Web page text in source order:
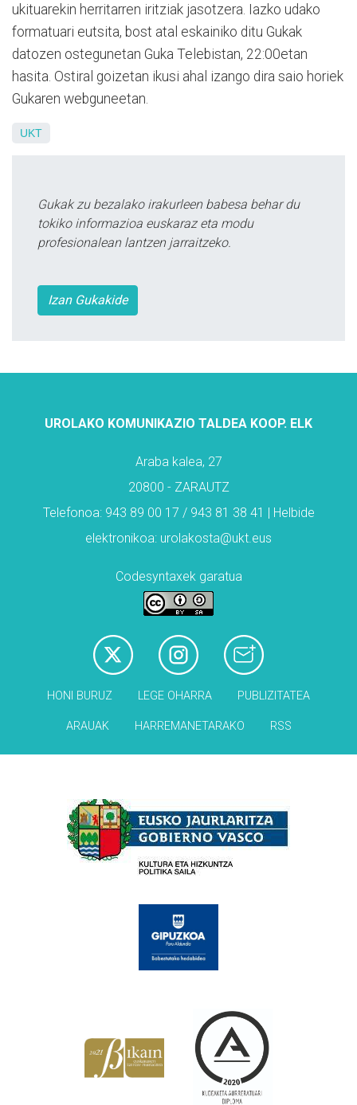
ukituarekin herritarren iritziak jasotzera. Iazko udako
formatuari eutsita, bost atal eskainiko ditu Gukak
datozen ostegunetan Guka Telebistan, 22:00etan
hasita. Ostiral goizetan ikusi ahal izango dira saio horiek
Gukaren webguneetan.
UKT
Gukak zu bezalako irakurleen babesa behar du
tokiko informazioa euskaraz eta modu
profesionalean lantzen jarraitzeko.
Izan Gukakide
UROLAKO KOMUNIKAZIO TALDEA KOOP. ELK
Araba kalea, 27
20800 - ZARAUTZ
Telefonoa: 943 89 00 17 / 943 81 38 41 | Helbide
elektronikoa: urolakosta@ukt.eus
Codesyntaxek garatua
HONI BURUZ LEGE OHARRA PUBLIZITATEA
ARAUAK HARREMANETARAKO RSS